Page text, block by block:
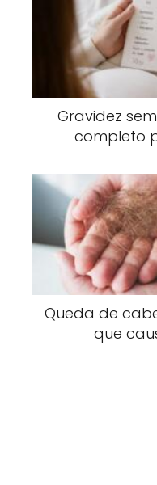
Gravidez
completo
Queda de
que